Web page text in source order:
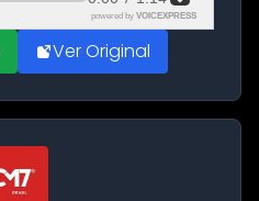
powered by VOICEXPRESS
Ver Original